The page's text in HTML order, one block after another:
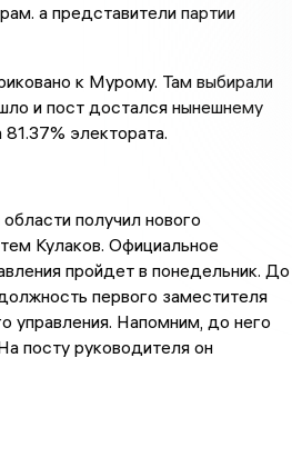
а представители партии
к Мурому. Там выбирали
и пост достался нынешнему
электората.
получил нового
Кулаков. Официальное
пройдет в понедельник. До
первого заместителя
управления. Напомним, до него
посту руководителя он